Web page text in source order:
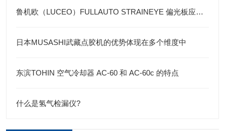
鲁机欧（LUCEO）FULLAUTO STRAINEYE 偏光板应力检测系统
日本MUSASHI武藏点胶机的优势体现在多个维度中
东滨TOHIN 空气冷却器 AC-60 和 AC-60c 的特点
什么是氢气检漏仪?